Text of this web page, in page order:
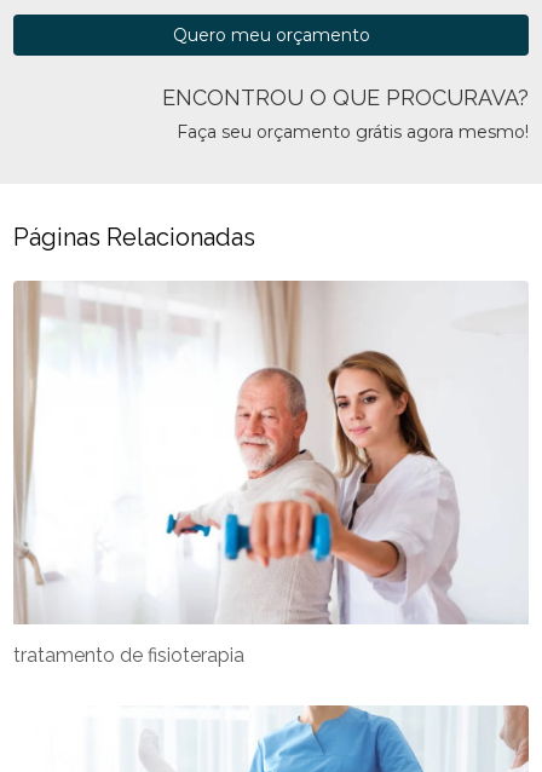
ENCONTROU O QUE PROCURAVA?
Faça seu orçamento grátis agora mesmo!
Quero meu orçamento
Páginas Relacionadas
tratamento de fisioterapia